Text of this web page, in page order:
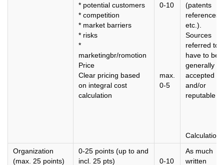
* potential customers
* competition
* market barriers
* risks
*
marketingbr/romotion
Price
Clear pricing based
on integral cost
calculation
0-10
max.
0-5
(patents
references
etc.).
Sources
referred to,
have to be
generally
accepted
and/or
reputable
Calculation
Organization
(max. 25 points)
0-25 points (up to and
incl. 25 pts)
0-10
As much
written